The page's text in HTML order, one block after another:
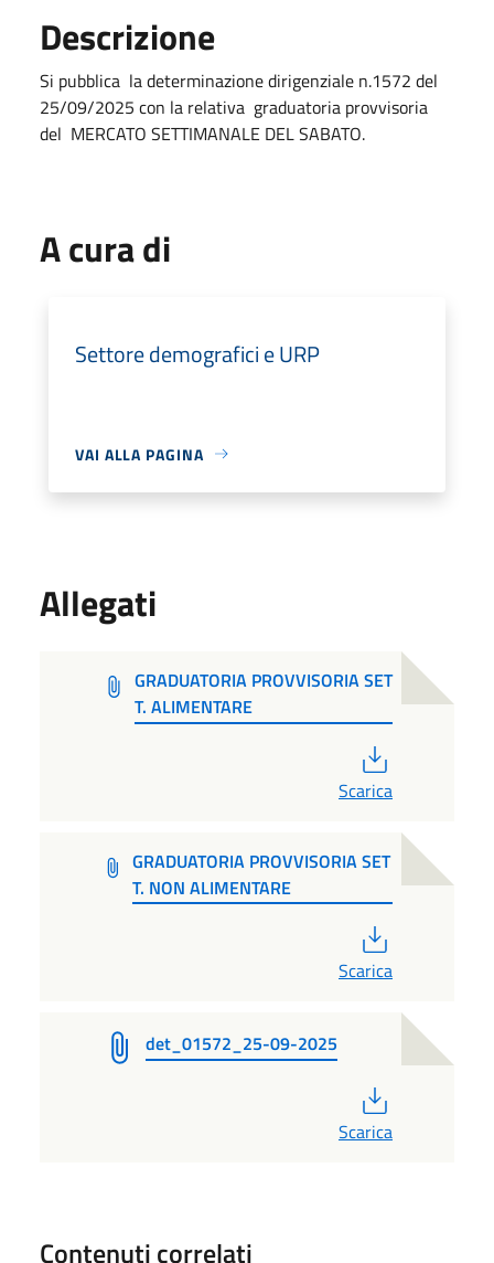
Descrizione
Si pubblica ladeterminazione dirigenziale n.1572 del
25/09/2025 con la relativa graduatoria provvisoria
del MERCATO SETTIMANALE DEL SABATO.
A cura di
Settore demografici e URP
VAI ALLA PAGINA
Allegati
GRADUATORIA PROVVISORIA SET
T. ALIMENTARE
Scarica
GRADUATORIA PROVVISORIA SET
T. NON ALIMENTARE
Scarica
det_01572_25-09-2025
Scarica
Contenuti correlati